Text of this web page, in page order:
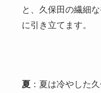
と、久保田の繊細
に引き立てます。
夏：夏は冷やした